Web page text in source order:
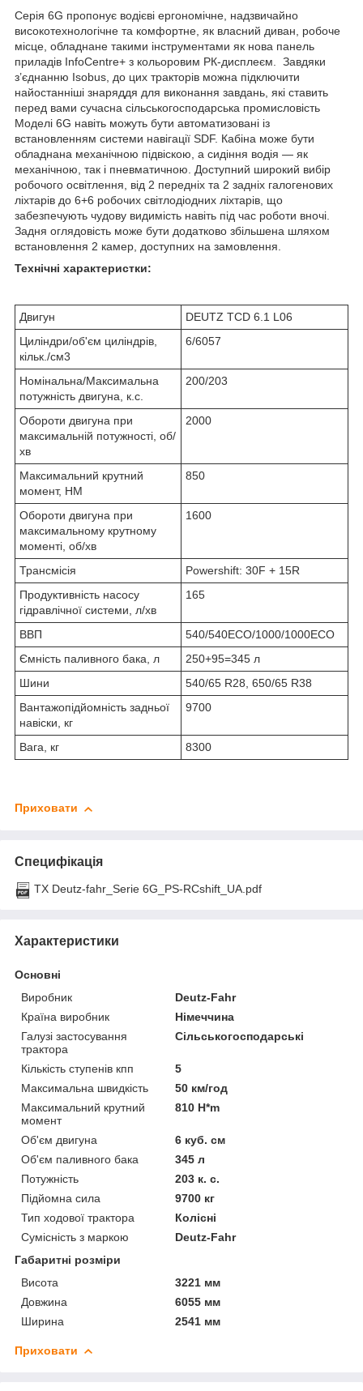
Серія 6G пропонує водієві ергономічне, надзвичайно
високотехнологічне та комфортне, як власний диван, робоче
місце, обладнане такими інструментами як нова панель
приладів InfoCentre+ з кольоровим РК-дисплеєм. Завдяки
з’єднанню Isobus, до цих тракторів можна підключити
найостанніші знаряддя для виконання завдань, які ставить
перед вами сучасна сільськогосподарська промисловість
Моделі 6G навіть можуть бути автоматизовані із
встановленням системи навігації SDF. Кабіна може бути
обладнана механічною підвіскою, а сидіння водія — як
механічною, так і пневматичною. Доступний широкий вибір
робочого освітлення, від 2 передніх та 2 задніх галогенових
ліхтарів до 6+6 робочих світлодіодних ліхтарів, що
забезпечують чудову видимість навіть під час роботи вночі.
Задня оглядовість може бути додатково збільшена шляхом
встановлення 2 камер, доступних на замовлення.
Технічні характеристки:
Двигун
DEUTZ TCD 6.1 L06
Циліндри/об'єм циліндрів,
кільк./см3
6/6057
Номінальна/Максимальна
потужність двигуна, к.с.
200/203
Обороти двигуна при
максимальній потужності, об/
хв
2000
Максимальний крутний
момент, НМ
850
Обороти двигуна при
максимальному крутному
моменті, об/хв
1600
Трансмісія
Powershift: 30F + 15R
Продуктивність насосу
гідравлічної системи, л/хв
165
ВВП
540/540ECO/1000/1000ECO
Ємність паливного бака, л
250+95=345 л
Шини
540/65 R28, 650/65 R38
Вантажопідйомність задньої
навіски, кг
9700
Вага, кг 8300
Приховати
Специфікація
ТХ Deutz-fahr_Serie 6G_PS-RCshift_UA.pdf
Характеристики
Основні
Виробник
Deutz-Fahr
Країна виробник
Німеччина
Галузі застосування
трактора
Сільськогосподарські
Кількість ступенів кпп
5
Максимальна швидкість
50 км/год
Максимальний крутний
момент
810 H*m
Об'єм двигуна
6 куб. см
Об'єм паливного бака
345 л
Потужність
203 к. с.
Підйомна сила
9700 кг
Тип ходової трактора
Колісні
Сумісність з маркою
Deutz-Fahr
Габаритні розміри
Висота
3221 мм
Довжина
6055 мм
Ширина
2541 мм
Приховати